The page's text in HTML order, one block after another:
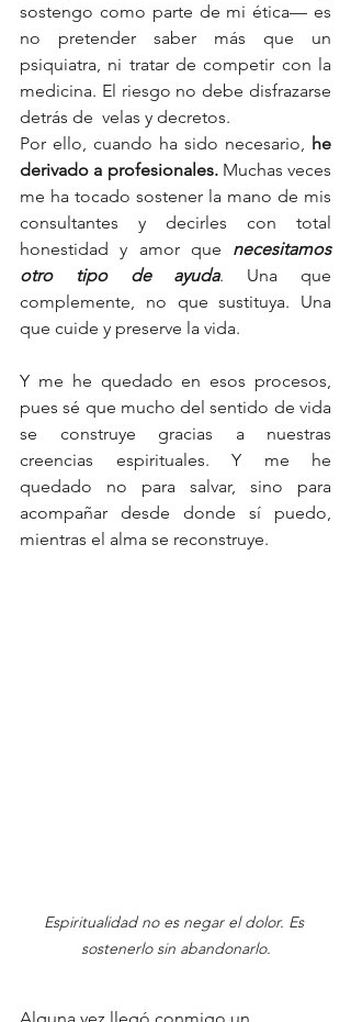
sostengo como parte de mi ética— es
no pretender saber más que un
psiquiatra, ni tratar de competir con la
medicina. El riesgo no debe disfrazarse
detrás de  velas y decretos.
Por ello, cuando ha sido necesario, he
derivado a profesionales. Muchas veces
me ha tocado sostener la mano de mis
consultantes y decirles con total
honestidad y amor que necesitamos
otro tipo de ayuda. Una que
complemente, no que sustituya. Una
que cuide y preserve la vida.
Y me he quedado en esos procesos,
pues sé que mucho del sentido de vida
se construye gracias a nuestras
creencias espirituales. Y me he
quedado no para salvar, sino para
acompañar desde donde sí puedo,
mientras el alma se reconstruye.
Espiritualidad no es negar el dolor. Es
sostenerlo sin abandonarlo.